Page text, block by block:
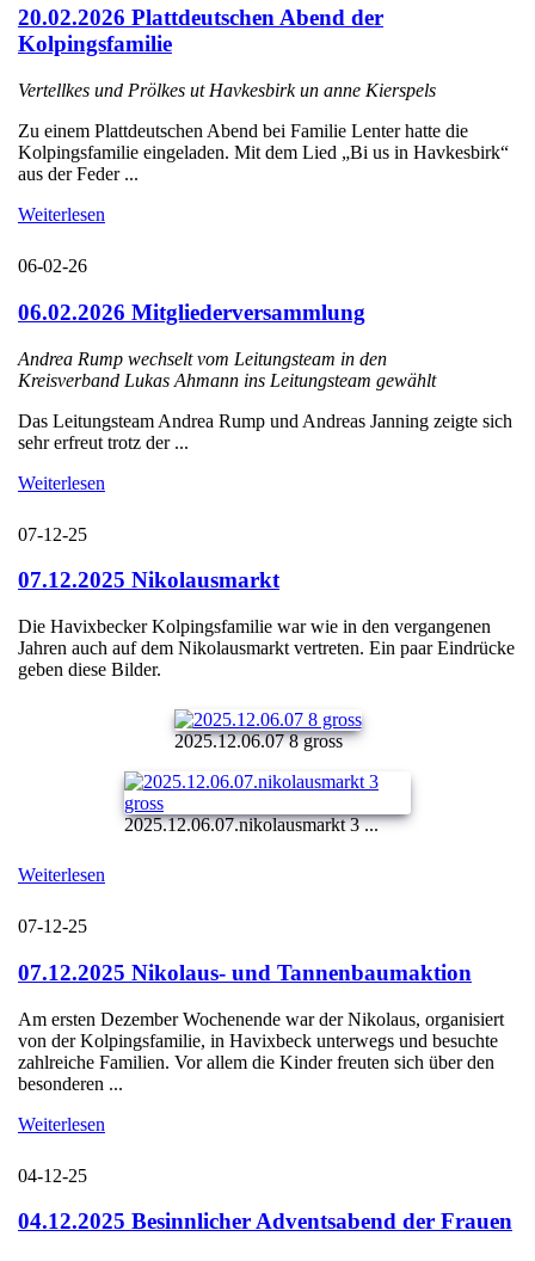
20.02.2026 Plattdeutschen Abend der
Kolpingsfamilie
Vertellkes und Prölkes ut Havkesbirk un anne Kierspels
Zu einem Plattdeutschen Abend bei Familie Lenter hatte die
Kolpingsfamilie eingeladen. Mit dem Lied „Bi us in Havkesbirk“
aus der Feder ...
Weiterlesen
06-02-26
06.02.2026 Mitgliederversammlung
Andrea Rump wechselt vom Leitungsteam in den
Kreisverband Lukas Ahmann ins Leitungsteam gewählt
Das Leitungsteam Andrea Rump und Andreas Janning zeigte sich
sehr erfreut trotz der ...
Weiterlesen
07-12-25
07.12.2025 Nikolausmarkt
Die Havixbecker Kolpingsfamilie war wie in den vergangenen
Jahren auch auf dem Nikolausmarkt vertreten. Ein paar Eindrücke
geben diese Bilder.
2025.12.06.07 8 gross
2025.12.06.07.nikolausmarkt 3 ...
Weiterlesen
07-12-25
07.12.2025 Nikolaus- und Tannenbaumaktion
Am ersten Dezember Wochenende war der Nikolaus, organisiert
von der Kolpingsfamilie, in Havixbeck unterwegs und besuchte
zahlreiche Familien. Vor allem die Kinder freuten sich über den
besonderen ...
Weiterlesen
04-12-25
04.12.2025 Besinnlicher Adventsabend der Frauen